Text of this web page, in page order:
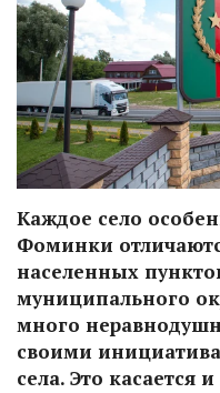
Каждое село
Фоминки
населенных
муниципального
много
своими
села. Это касается